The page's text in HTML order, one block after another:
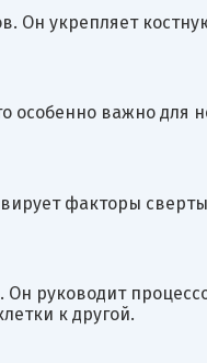
Он укрепляет
особенно важно для
факторы
Он руководит
к другой.